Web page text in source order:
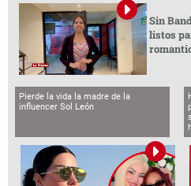
Sin
listos
Pierde la vida la madre de la
influencer Sol León